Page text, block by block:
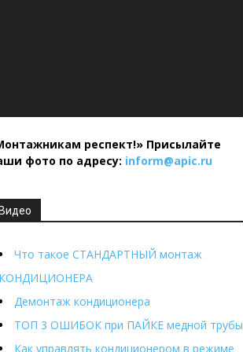
респект!» Присылайте
фото по адресу: inform@apic.ru
Что такое СТАНДАРТНЫЙ монтаж
Демонтаж кондиционера
ТОП 3 ОШИБОК при ПАЙКЕ медной трубы
Как управлять кондиционером в режиме